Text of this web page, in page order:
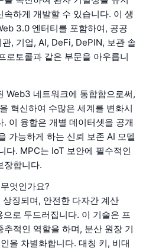
하게 개발할 수 있습니다. 이 생
3.0 엔터티를 포함하여, 공공
, 기업, AI, DeFi, DePIN, 보관 솔
로토콜과 같은 부문을 아우릅니
Web3 네트워크에 통합함으로써,
혁신하여 수많은 세계를 변화시
이 융합은 개별 데이터셋을 공개
가능하게 하는 신뢰 보존 AI 모델
다. MPC는 IoT 보안에 필수적인
장합니다.
엇인가요?
징되며, 안전한 다자간 계산
로 두드러집니다. 이 기술은 프
적인 역할을 하며, 분산 원장 기
을 차별화합니다. 대칭 키, 비대